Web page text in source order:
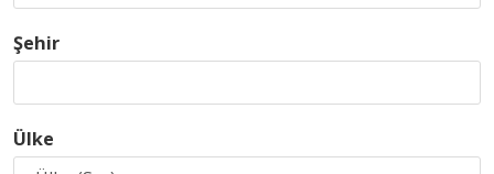
Şehir
Ülke